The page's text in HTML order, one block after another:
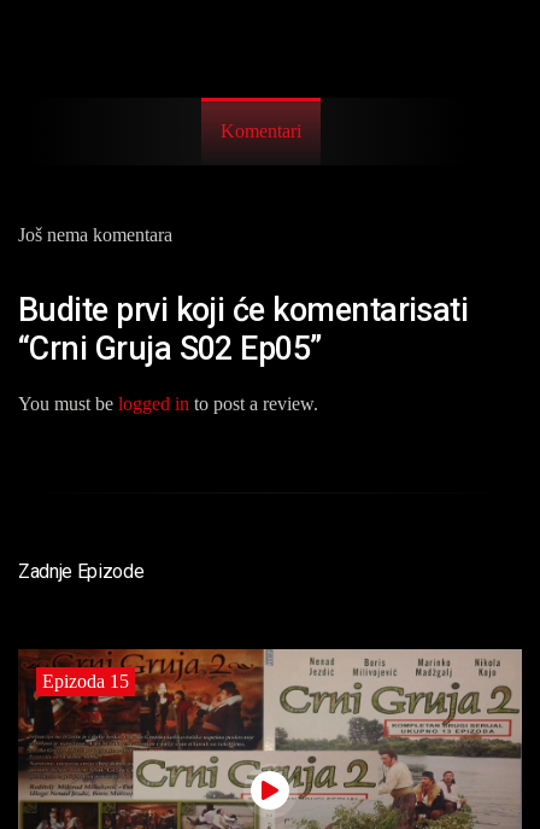
Komentari
Još nema komentara
Budite prvi koji će komentarisati
“Crni Gruja S02 Ep05”
You must be logged in to post a review.
Zadnje Epizode
Epizoda 15